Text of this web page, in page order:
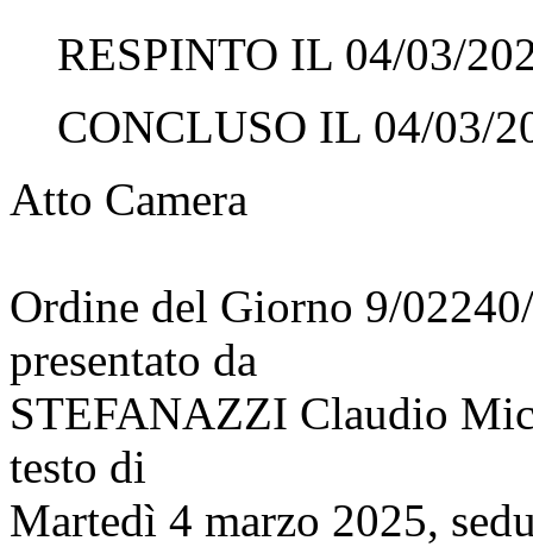
RESPINTO IL 04/03/
CONCLUSO IL 04/03/
Atto Camera
Ordine del Giorno 9/
presentato da
STEFANAZZI Claudio
testo di
Martedì 4 marzo 2025,